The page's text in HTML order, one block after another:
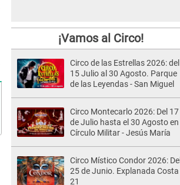
¡Vamos al Circo!
Circo de las Estrellas 2026: del
15 Julio al 30 Agosto. Parque
de las Leyendas - San Miguel
Circo Montecarlo 2026: Del 17
de Julio hasta el 30 Agosto en
Círculo Militar - Jesús María
Circo Místico Condor 2026: Del
25 de Junio. Explanada Costa
21